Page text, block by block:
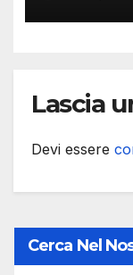
Lascia
Devi essere
Cerca Nel